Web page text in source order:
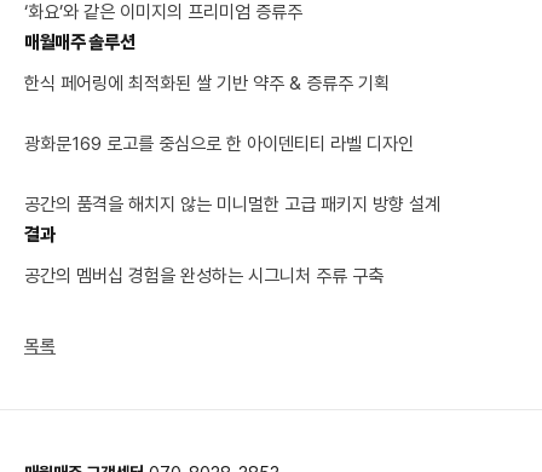
‘화요’와 같은 이미지의 프리미엄 증류주
매월매주 솔루션
한식 페어링에 최적화된 쌀 기반 약주 & 증류주 기획
광화문169 로고를 중심으로 한 아이덴티티 라벨 디자인
공간의 품격을 해치지 않는 미니멀한 고급 패키지 방향 설계
결과
공간의 멤버십 경험을 완성하는 시그니처 주류 구축
목록